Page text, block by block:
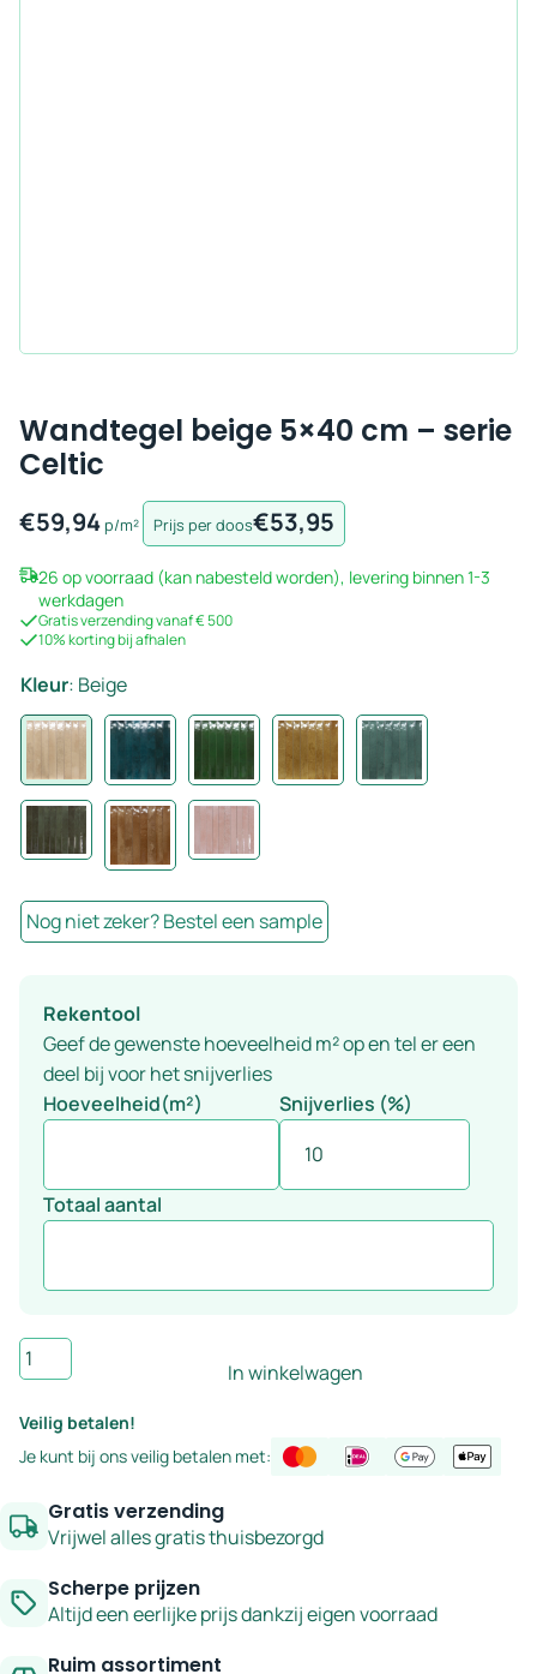
Wandtegel beige 5×40 cm – serie
Celtic
€59,94p/m² Prijs per doos€53,95
26 op voorraad (kan nabesteld worden), levering binnen 1-3
werkdagen
Gratis verzending vanaf € 500
10% korting bij afhalen
Kleur: Beige
Nog niet zeker? Bestel een sample
Rekentool
Geef de gewenste hoeveelheid m² op en tel er een
deel bij voor het snijverlies
Hoeveelheid(m²)
Snijverlies (%)
Totaal aantal
Wandtegel
beige
5x40
-
serie
Celtic
In winkelwagen
Veilig betalen!
Je kunt bij ons veilig betalen met:
Gratis verzending
Vrijwel alles gratis thuisbezorgd
Scherpe prijzen
Altijd een eerlijke prijs dankzij eigen voorraad
Ruim assortiment